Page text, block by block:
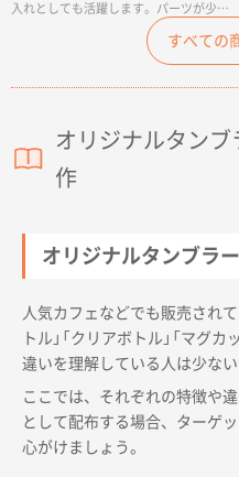
入れとしても活躍します。パーツが少な
いので、お手入れも簡単。飲み口には氷
やフルーツがこぼれないよう飲みやすい
ストッパー付きです。側面にぐるっとオ
リジナルデザインを入れられるため、お
ティやグッズ販売品に人気です。ジムの
入会特典や店舗のオリジナルグッズにお
すすめです。
すべての
オリジナルタン
作
オリジナルタンブラ
人気カフェなどでも販売されて
トル」「クリアボトル」「マグ
違いを理解している人は少ない
ここでは、それぞれの特徴や
として配布する場合、ターゲ
心がけましょう。